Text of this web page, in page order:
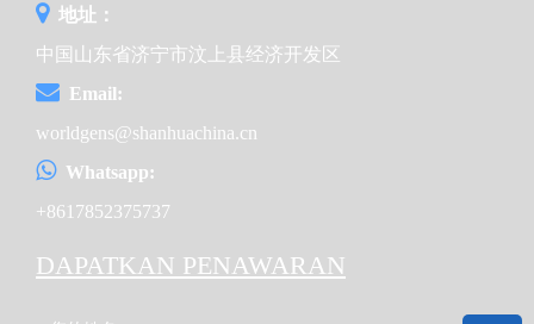
地址：
中国山东省济宁市汶上县经济开发区
Email:
worldgens@shanhuachina.cn
Whatsapp:
+8617852375737
DAPATKAN PENAWARAN